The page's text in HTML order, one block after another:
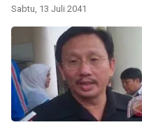
Sabtu, 13 Juli 2041